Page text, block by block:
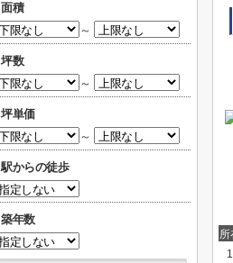
所
面積
～
坪数
～
坪単価
～
駅からの徒歩
築年数